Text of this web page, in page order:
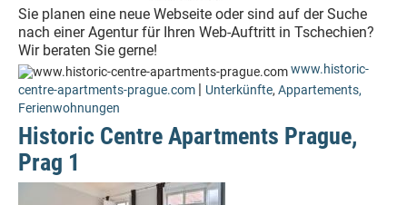
Sie planen eine neue Webseite oder sind auf der Suche
nach einer Agentur für Ihren Web-Auftritt in Tschechien?
Wir beraten Sie gerne!
www.historic-
centre-apartments-prague.com | Unterkünfte, Appartements,
Ferienwohnungen
Historic Centre Apartments Prague,
Prag 1